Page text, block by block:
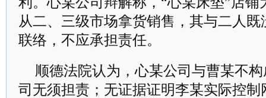
从二、三级市场拿货销售，其与二人
联络，不应承担责任。
顺德法院认为，心某公司与曹某不
司无须担责；无证据证明李某实际控